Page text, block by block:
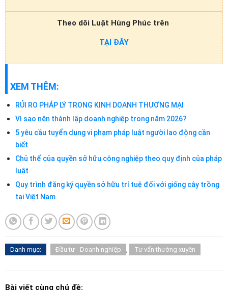
Theo dõi Luật Hùng Phúc trên
TẠI ĐÂY
XEM THÊM:
RỦI RO PHÁP LÝ TRONG KINH DOANH THƯƠNG MẠI
Vì sao nên thành lập doanh nghiệp trong năm 2026?
5 yêu cầu tuyển dụng vi phạm pháp luật người lao động cần
biết
Chủ thể của quyền sở hữu công nghiệp theo quy định của pháp
luật
Quy trình đăng ký quyền sở hữu trí tuệ đối với giống cây trồng
tại Việt Nam
Danh mục: Đầu tư - Doanh nghiệp , Tư vấn thường xuyên
Bài viết cùng chủ đề: